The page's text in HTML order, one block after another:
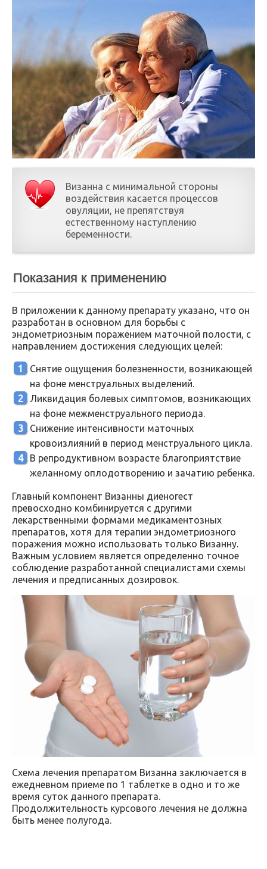
Визанна с минимальной стороны
воздействия касается процессов
овуляции, не препятствуя
естественному наступлению
беременности.
Показания к применению
В приложении к данному препарату указано, что он
разработан в основном для борьбы с
эндометриозным поражением маточной полости, с
направлением достижения следующих целей:
Снятие ощущения болезненности, возникающей
на фоне менструальных выделений.
Ликвидация болевых симптомов, возникающих
на фоне межменструального периода.
Снижение интенсивности маточных
кровоизлияний в период менструального цикла.
В репродуктивном возрасте благоприятствие
желанному оплодотворению и зачатию ребенка.
Главный компонент Визанны диеногест
превосходно комбинируется с другими
лекарственными формами медикаментозных
препаратов, хотя для терапии эндометриозного
поражения можно использовать только Визанну.
Важным условием является определенно точное
соблюдение разработанной специалистами схемы
лечения и предписанных дозировок.
Схема лечения препаратом Визанна заключается в
ежедневном приеме по 1 таблетке в одно и то же
время суток данного препарата.
Продолжительность курсового лечения не должна
быть менее полугода.